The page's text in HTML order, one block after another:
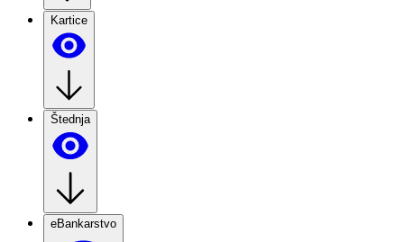
Kartice
Štednja
eBankarstvo